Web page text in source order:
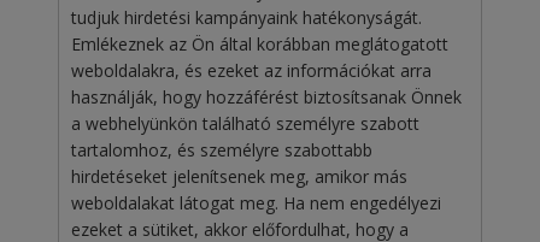
tudjuk hirdetési kampányaink hatékonyságát.
Emlékeznek az Ön által korábban meglátogatott
weboldalakra, és ezeket az információkat arra
használják, hogy hozzáférést biztosítsanak Önnek
a webhelyünkön található személyre szabott
tartalomhoz, és személyre szabottabb
hirdetéseket jelenítsenek meg, amikor más
weboldalakat látogat meg. Ha nem engedélyezi
ezeket a sütiket, akkor előfordulhat, hogy a